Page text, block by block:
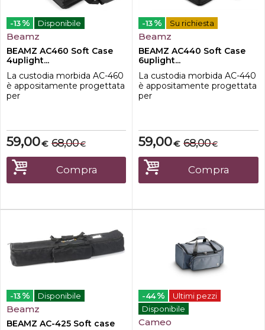
-13 % Disponibile
Beamz
BEAMZ AC460 Soft Case
4uplight...
La custodia morbida AC-460
è appositamente progettata
per
€
59,00 €
68,00
Compra
-13 % Su richiesta
Beamz
BEAMZ AC440 Soft Case
6uplight...
La custodia morbida AC-440
è appositamente progettata
per
€
59,00 €
68,00
Compra
-13 % Disponibile
Beamz
BEAMZ AC-425 Soft case
-44 %
Ultimi pezzi
Disponibile
Cameo